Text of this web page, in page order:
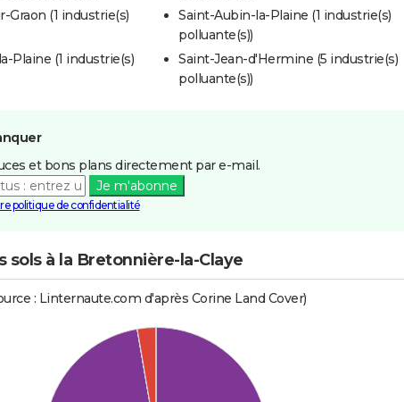
Graon (1 industrie(s)
Plaine (1 industrie(s)
Saint-Aubin-la-Plaine (1 industrie(s)
polluante(s))
Saint-Jean-d'Hermine (5 industrie(s)
polluante(s))
et bons plans directement par e-mail.
Je m'abonne
politique de confidentialité
sols à la Bretonnière-la-Claye
: Linternaute.com d'après Corine Land Cover)